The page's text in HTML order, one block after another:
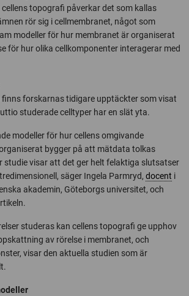
topografi påverkar det som kallas
rör sig i cellmembranet, något som
modeller för hur membranet är organiserat
för hur olika cellkomponenter interagerar med
forskarnas tidigare upptäckter som visat
studerade celltyper har en slät yta.
modeller för hur cellens omgivande
bygger på att mätdata tolkas
studie visar att det ger helt felaktiga slutsatser
säger Ingela Parmryd, docent i
akademin, Göteborgs universitet, och
studeras kan cellens topografi ge upphov
av rörelse i membranet, och
visar den aktuella studien som är